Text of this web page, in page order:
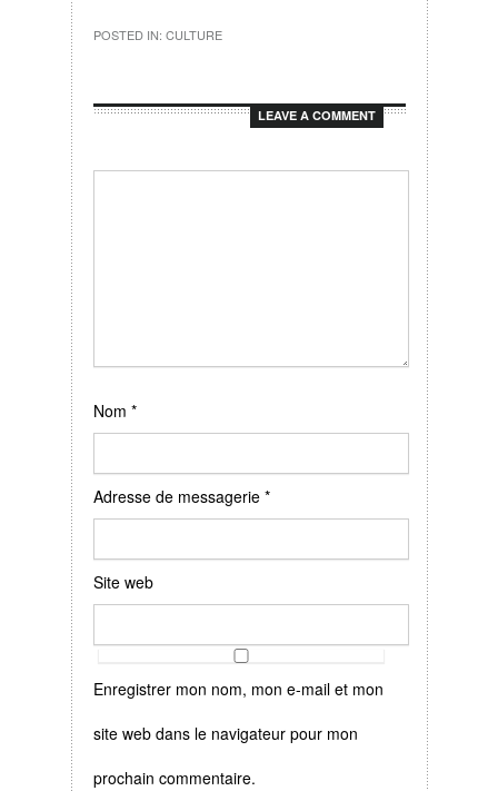
POSTED IN: CULTURE
LEAVE A COMMENT
Nom *
Adresse de messagerie *
Site web
Enregistrer mon nom, mon e-mail et mon
site web dans le navigateur pour mon
prochain commentaire.